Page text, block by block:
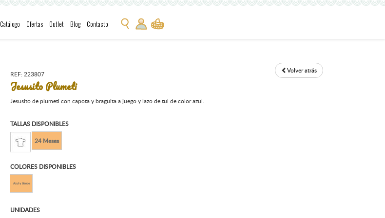
Catálogo Ofertas Outlet Blog Contacto
REF: 223807
Jesusito Plumeti
Jesusito de plumeti con capota y braguita a juego y lazo de tul de color azul.
TALLAS DISPONIBLES
24 Meses
COLORES DISPONIBLES
Azul y blanco
UNIDADES
Volver atrás